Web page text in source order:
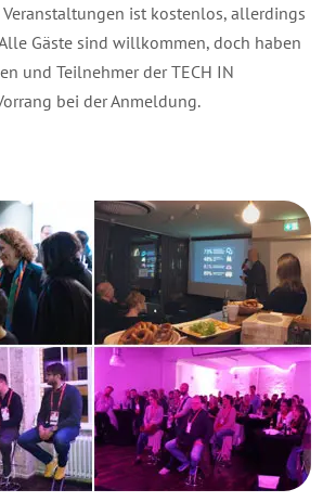
ist kostenlos, allerdings
Gäste sind willkommen, doch haben
und Teilnehmer der TECH IN
bei der Anmeldung.